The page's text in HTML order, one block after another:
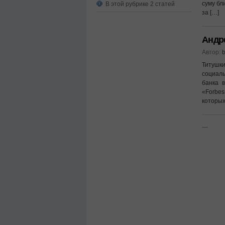
В этой рубрике 2 статей
суму
за […]
Автор:
банка
—